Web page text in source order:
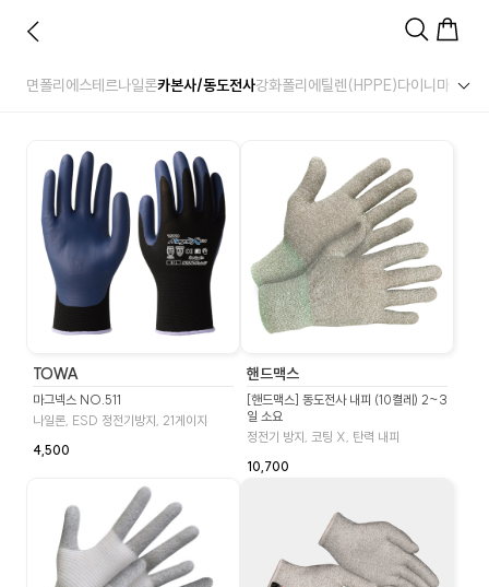
면폴리에스테르나일론카본사/동도전사강화폴리에틸렌(HPPE)다이니마 스틸사
TOWA
마그넥스 NO.511
나일론, ESD 정전기방지, 21게이지
4,500
핸드맥스
[핸드맥스] 동도전사 내피 (10켤레) 2~3
일 소요
정전기 방지, 코팅 X, 탄력 내피
10,700